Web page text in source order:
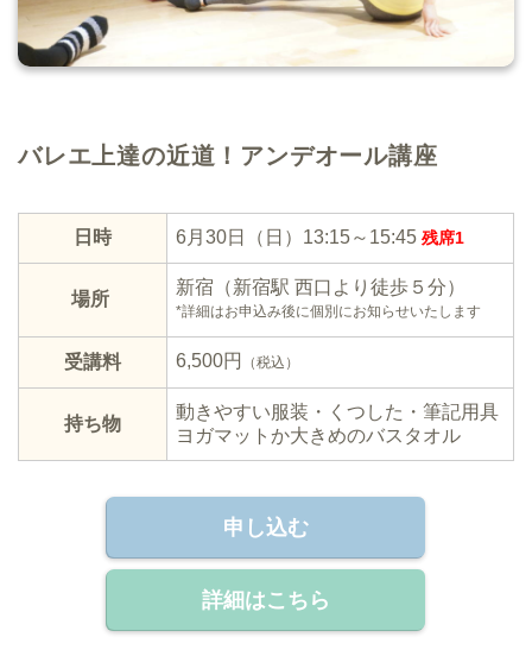
バレエ上達の近道！アンデオール講座
日時 6月30日（日）13:15～15:45 残席1
場所
新宿（新宿駅 西口より徒歩５分）
*詳細はお申込み後に個別にお知らせいたします
受講料 6,500円 （税込）
持ち物
動きやすい服装・くつした・筆記用具
ヨガマットか大きめのバスタオル
申し込む
詳細はこちら